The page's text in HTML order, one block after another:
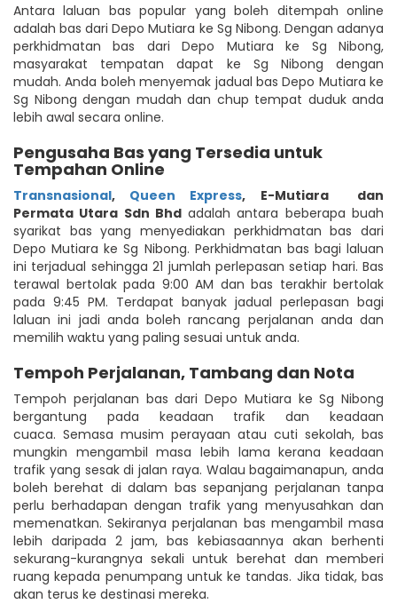
Antara laluan bas popular yang boleh ditempah online
adalah bas dari Depo Mutiara ke Sg Nibong. Dengan adanya
perkhidmatan bas dari Depo Mutiara ke Sg Nibong,
masyarakat tempatan dapat ke Sg Nibong dengan
mudah. Anda boleh menyemak jadual bas Depo Mutiara ke
Sg Nibong dengan mudah dan chup tempat duduk anda
lebih awal secara online.
Pengusaha Bas yang Tersedia untuk
Tempahan Online
Transnasional, Queen Express, E-Mutiara
dan
Permata Utara Sdn Bhdadalah antara beberapa buah
syarikat bas yang menyediakan perkhidmatan bas dari
Depo Mutiara ke Sg Nibong. Perkhidmatan bas bagi laluan
ini terjadual sehingga 21 jumlah perlepasan setiap hari. Bas
terawal bertolak pada 9:00 AM dan bas terakhir bertolak
pada 9:45 PM. Terdapat banyak jadual perlepasan bagi
laluan ini jadi anda boleh rancang perjalanan anda dan
memilih waktu yang paling sesuai untuk anda.
Tempoh Perjalanan, Tambang dan Nota
Tempoh perjalanan bas dari Depo Mutiara ke Sg Nibong
bergantung pada keadaan trafik dan keadaan
cuaca. Semasa musim perayaan atau cuti sekolah, bas
mungkin mengambil masa lebih lama kerana keadaan
trafik yang sesak di jalan raya. Walau bagaimanapun, anda
boleh berehat di dalam bas sepanjang perjalanan tanpa
perlu berhadapan dengan trafik yang menyusahkan dan
memenatkan. Sekiranya perjalanan bas mengambil masa
lebih daripada 2 jam, bas kebiasaannya akan berhenti
sekurang-kurangnya sekali untuk berehat dan memberi
ruang kepada penumpang untuk ke tandas. Jika tidak, bas
akan terus ke destinasi mereka.